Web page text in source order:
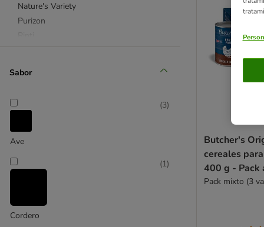
Nature's Variety
Purizon
Terra Canis
Affinity Advance Veterinary Diets
Purina Pro Plan Veterinary Diets
Sabor
Ave
(3)
Cordero
(1)
Butcher's
cereales
400 g - Pack
Pack mixto (3